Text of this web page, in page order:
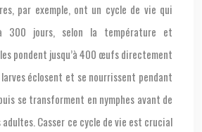
par exemple, ont un cycle de vie qui
300 jours, selon la température et
pondent jusqu’à 400 œufs directement
éclosent et se nourrissent pendant
se transforment en nymphes avant de
Casser ce cycle de vie est crucial